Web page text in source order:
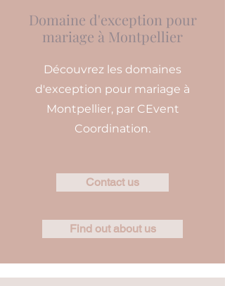
Domaine d'exception pour
mariage à Montpellier
Découvrez les domaines
d'exception pour mariage à
Montpellier, par CEvent
Coordination.
Contact us
Find out about us